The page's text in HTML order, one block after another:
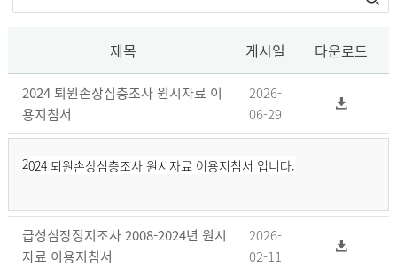
제목 게시일 다운로드
2024 퇴원손상심층조사 원시자료 이
용지침서
2026-
06-29
2024 퇴원손상심층조사 원시자료 이용지침서 입니다.
급성심장정지조사 2008-2024년 원시
자료 이용지침서
2026-
02-11